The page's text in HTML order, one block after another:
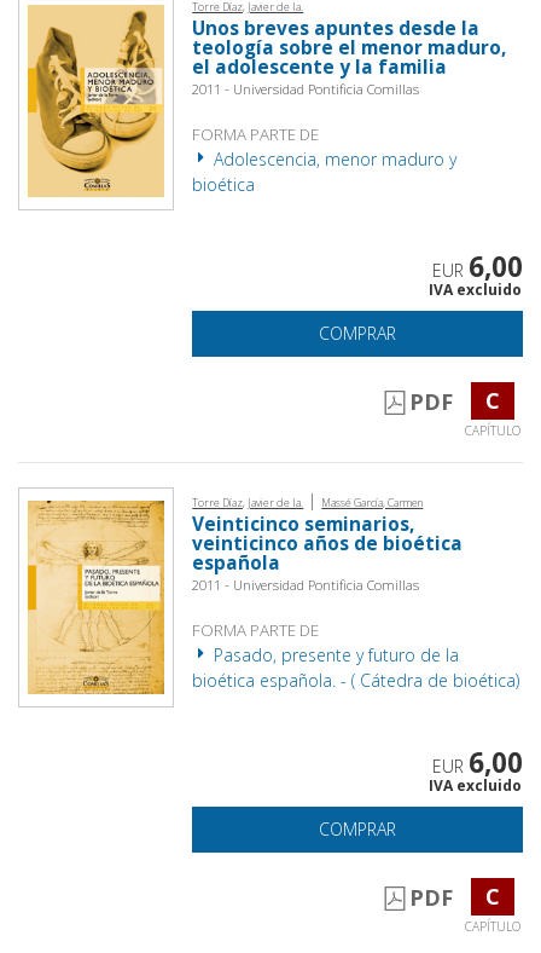
Torre Díaz, Javier de la.
Unos breves apuntes desde la
teología sobre el menor maduro,
el adolescente y la familia
2011 - Universidad Pontificia Comillas
FORMA PARTE DE
Adolescencia, menor maduro y
bioética
EUR 6,00
IVA excluido
COMPRAR
PDF C
CAPÍTULO
Torre Díaz, Javier de la. | Massé García, Carmen
Veinticinco seminarios,
veinticinco años de bioética
española
2011 - Universidad Pontificia Comillas
FORMA PARTE DE
Pasado, presente y futuro de la
bioética española. - ( Cátedra de bioética)
EUR 6,00
IVA excluido
COMPRAR
PDF C
CAPÍTULO